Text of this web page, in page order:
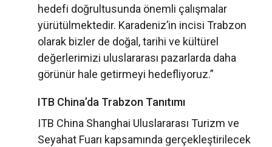
hedefi doğrultusunda önemli çalışmalar
yürütülmektedir. Karadeniz’in incisi Trabzon
olarak bizler de doğal, tarihi ve kültürel
değerlerimizi uluslararası pazarlarda daha
görünür hale getirmeyi hedefliyoruz.”
ITB China’da Trabzon Tanıtımı
ITB China Shanghai Uluslararası Turizm ve
Seyahat Fuarı kapsamında gerçekleştirilecek